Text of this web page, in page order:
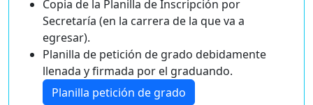
Copia de la Planilla de Inscripción por
Secretaría (en la carrera de la que va a
egresar).
Planilla de petición de grado debidamente
llenada y firmada por el graduando.
Planilla petición de grado